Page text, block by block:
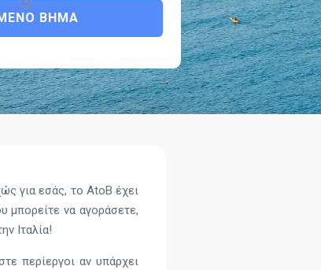
ΒΉΜΑ
για εσάς, το AtoB έχει
μπορείτε να αγοράσετε,
Ιταλία!
περίεργοι αν υπάρχει